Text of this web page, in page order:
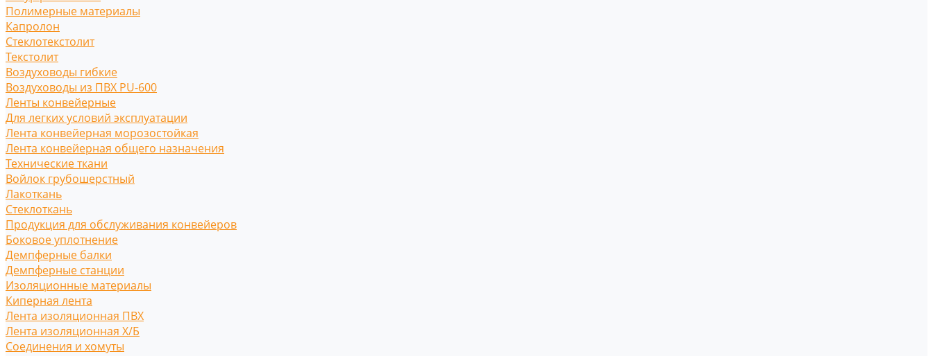
Полимерные материалы
Капролон
Стеклотекстолит
Текстолит
Воздуховоды гибкие
Воздуховоды из ПВХ PU-600
Ленты конвейерные
Для легких условий эксплуатации
Лента конвейерная морозостойкая
Лента конвейерная общего назначения
Технические ткани
Войлок грубошерстный
Лакоткань
Стеклоткань
Продукция для обслуживания конвейеров
Боковое уплотнение
Демпферные балки
Демпферные станции
Изоляционные материалы
Киперная лента
Лента изоляционная ПВХ
Лента изоляционная Х/Б
Соединения и хомуты